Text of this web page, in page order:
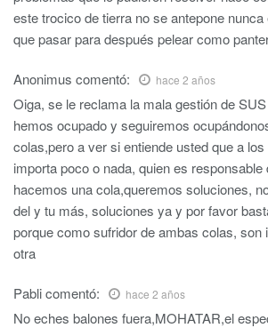
este trocico de tierra no se antepone
que pasar para después pelear como
Anonimus comentó: hace 2 años
Oiga, se le reclama la mala gestión de
hemos ocupado y seguiremos
colas,pero a ver si entiende usted que a
importa poco o nada, quien es
hacemos una cola,queremos soluciones,
del y tu más, soluciones ya y por favor
porque como sufridor de ambas colas, son
otra
Pablicomentó: hace 2 años
No eches balones fuera,MOHATAR,el